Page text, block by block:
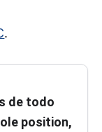
.
de todo
position,